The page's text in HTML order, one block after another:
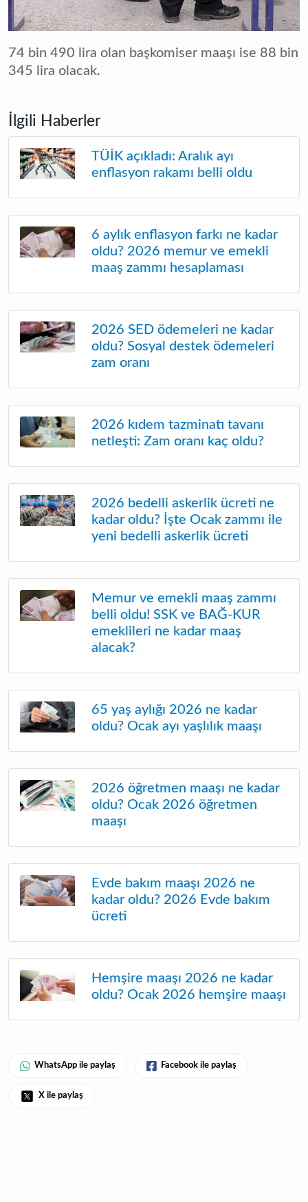
74 bin 490 lira olan başkomiser maaşı ise 88 bin
345 lira olacak.
İlgili Haberler
TÜİK açıkladı: Aralık ayı
enflasyon rakamı belli oldu
6 aylık enflasyon farkı ne kadar
oldu? 2026 memur ve emekli
maaş zammı hesaplaması
2026 SED ödemeleri ne kadar
oldu? Sosyal destek ödemeleri
zam oranı
2026 kıdem tazminatı tavanı
netleşti: Zam oranı kaç oldu?
2026 bedelli askerlik ücreti ne
kadar oldu? İşte Ocak zammı ile
yeni bedelli askerlik ücreti
Memur ve emekli maaş zammı
belli oldu! SSK ve BAĞ-KUR
emeklileri ne kadar maaş
alacak?
65 yaş aylığı 2026 ne kadar
oldu? Ocak ayı yaşlılık maaşı
2026 öğretmen maaşı ne kadar
oldu? Ocak 2026 öğretmen
maaşı
Evde bakım maaşı 2026 ne
kadar oldu? 2026 Evde bakım
ücreti
Hemşire maaşı 2026 ne kadar
oldu? Ocak 2026 hemşire maaşı
WhatsApp ile paylaş Facebook ile paylaş
X ile paylaş